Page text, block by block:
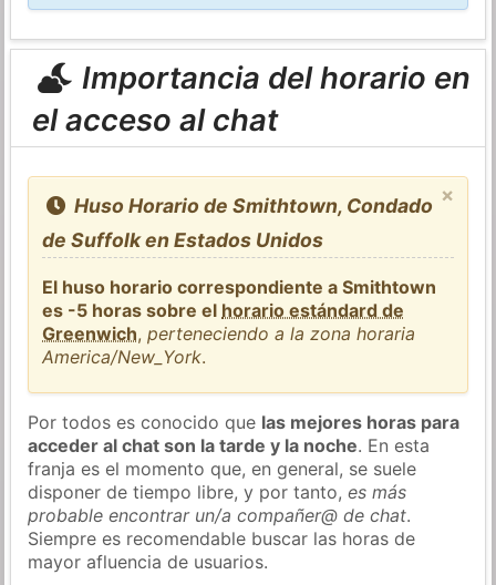
Importancia del horario en
el acceso al chat
×
Huso Horario de Smithtown, Condado
de Suffolk en Estados Unidos
El huso horario correspondiente a Smithtown
es -5 horas sobre el horario estándard de
Greenwich,perteneciendo a la zona horaria
America/New_York.
Por todos es conocido que las mejores horas para
acceder al chat son la tarde y la noche. En esta
franja es el momento que, en general, se suele
disponer de tiempo libre, y por tanto,es más
probable encontrar un/a compañer@ de chat.
Siempre es recomendable buscar las horas de
mayor afluencia de usuarios.